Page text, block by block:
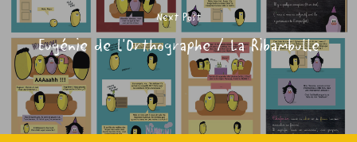
Next Post
Eugénie de l'Orthographe / La Ribambulle